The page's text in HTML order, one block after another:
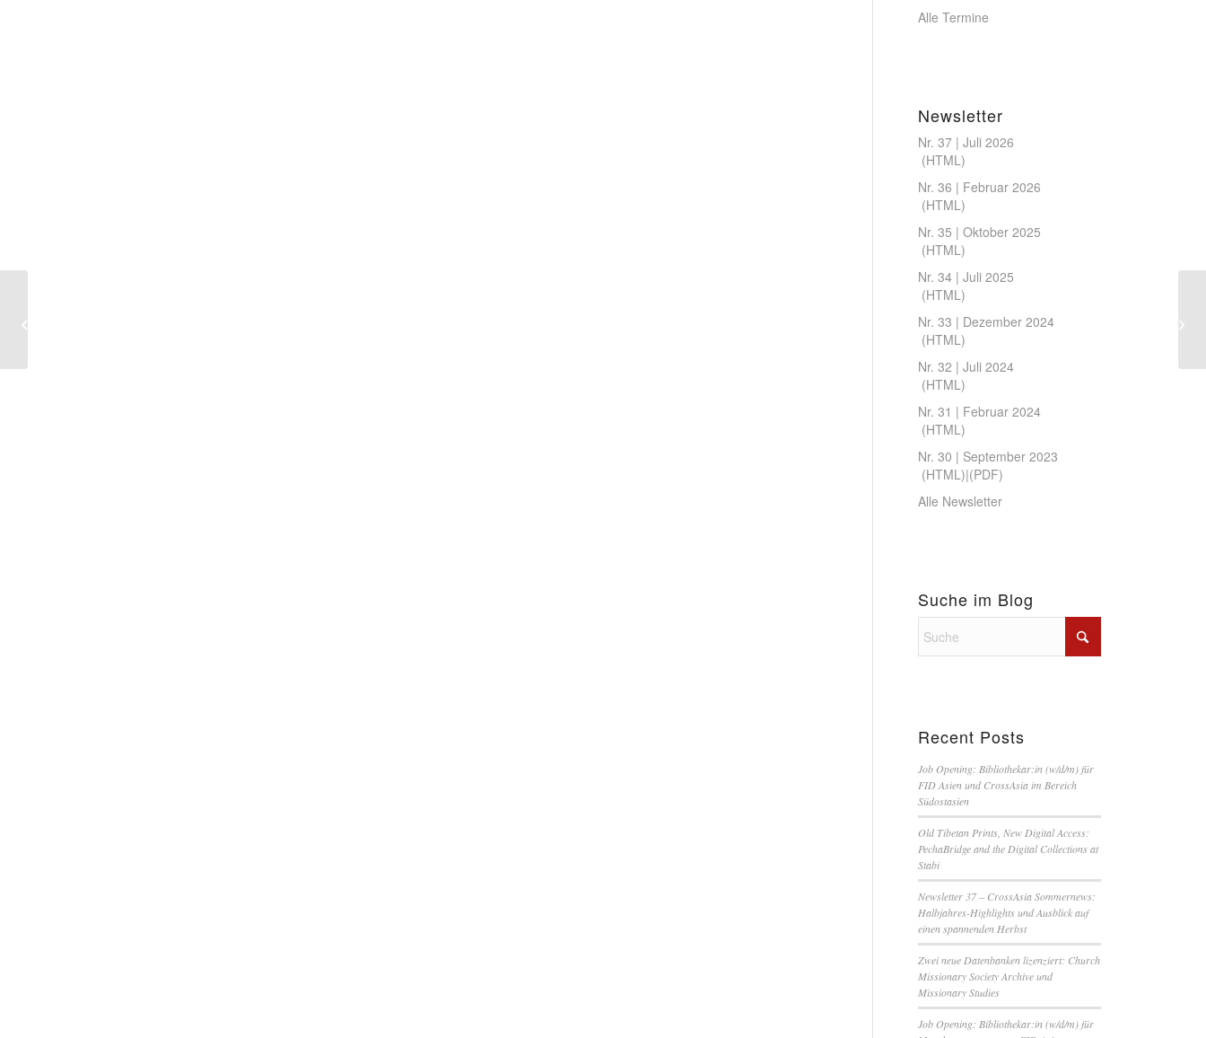
Alle Termine
Newsletter
Nr. 37 | Juli 2026
(HTML)
Nr. 36 | Februar 2026
(HTML)
Nr. 35 | Oktober 2025
(HTML)
Nr. 34 | Juli 2025
(HTML)
Nr. 33 | Dezember 2024
(HTML)
Nr. 32 | Juli 2024
(HTML)
Nr. 31 | Februar 2024
(HTML)
Nr. 30 | September 2023
(HTML)|(PDF)
Alle Newsletter
Suche im Blog
Recent Posts
Job Opening: Bibliothekar:in (w/d/m) für
FID Asien und CrossAsia im Bereich
Südostasien
Old Tibetan Prints, New Digital Access:
PechaBridge and the Digital Collections at
Stabi
Newsletter 37 – CrossAsia Sommernews:
Halbjahres-Highlights und Ausblick auf
einen spannenden Herbst
Zwei neue Datenbanken lizenziert: Church
Missionary Society Archive und
Missionary Studies
Job Opening: Bibliothekar:in (w/d/m) für